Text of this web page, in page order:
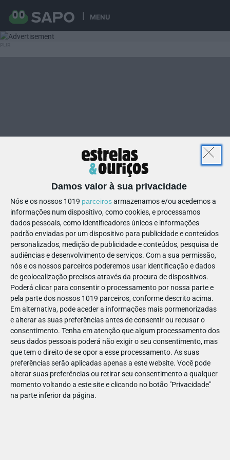
MENU
Damos valor à sua privacidade
Nós e os nossos 1019 parceirosarmazenamos e/ou acedemos a
informações num dispositivo, como cookies, e processamos
dados pessoais, como identificadores únicos e informações
padrão enviadas por um dispositivo para publicidade e conteúdos
personalizados, medição de publicidade e conteúdos, pesquisa de
audiências e desenvolvimento de serviços. Com a sua permissão,
nós e os nossos parceiros poderemos usar identificação e dados
de geolocalização precisos através da procura de dispositivos.
Poderá clicar para consentir o processamento por nossa parte e
pela parte dos nossos 1019 parceiros, conforme descrito acima.
Em alternativa, pode aceder a informações mais pormenorizadas
e alterar as suas preferências antes de consentir ou recusar o
consentimento. Tenha em atenção que algum processamento dos
seus dados pessoais poderá não exigir o seu consentimento, mas
que tem o direito de se opor a esse processamento. As suas
preferências serão aplicadas apenas a este website. Você pode
alterar suas preferências ou retirar seu consentimento a qualquer
momento voltando a este site e clicando no botão "Privacidade"
na parte inferior da página.
07
1063042132697724